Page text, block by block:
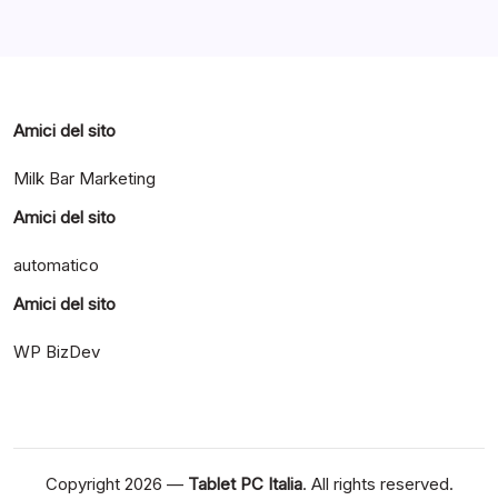
Amici del sito
Milk Bar Marketing
Amici del sito
automatico
Amici del sito
WP BizDev
Copyright 2026 — Tablet PC Italia. All rights reserved.